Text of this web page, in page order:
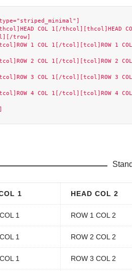
COL 1[/thcol][thcol]HEAD
trow]
1 COL 1[/tcol][tcol]ROW 1
2 COL 1[/tcol][tcol]ROW 2
3 COL 1[/tcol][tcol]ROW 3
4 COL 1[/tcol][tcol]ROW 4
1 HEAD COL 2
1 ROW 1 COL 2
1 ROW 2 COL 2
1 ROW 3 COL 2